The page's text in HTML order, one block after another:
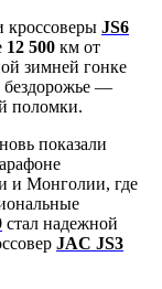
кроссоверы JS6
12 500 км от
зимней гонке
бездорожье —
поломки.
показали
и Монголии, где
стал надежной
JAC JS3